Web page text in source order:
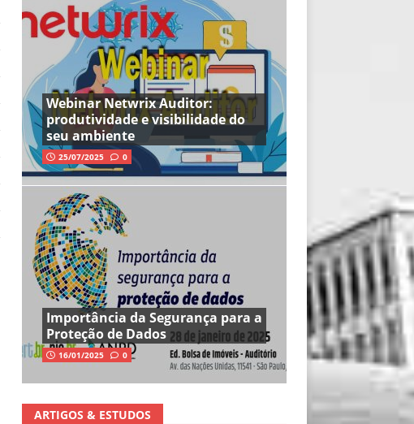
Webinar Netwrix Auditor:
produtividade e visibilidade do
seu ambiente
25/07/2025 0
Importância da Segurança para a
Proteção de Dados
16/01/2025 0
ARTIGOS & ESTUDOS